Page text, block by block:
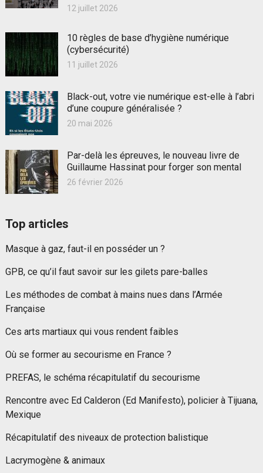
12 juillet 2026
10 règles de base d’hygiène numérique
(cybersécurité)
11 juillet 2026
Black-out, votre vie numérique est-elle à l’abri
d’une coupure généralisée ?
20 mai 2026
Par-delà les épreuves, le nouveau livre de
Guillaume Hassinat pour forger son mental
26 février 2026
Top articles
Masque à gaz, faut-il en posséder un ?
GPB, ce qu’il faut savoir sur les gilets pare-balles
Les méthodes de combat à mains nues dans l’Armée
Française
Ces arts martiaux qui vous rendent faibles
Où se former au secourisme en France ?
PREFAS, le schéma récapitulatif du secourisme
Rencontre avec Ed Calderon (Ed Manifesto), policier à Tijuana,
Mexique
Récapitulatif des niveaux de protection balistique
Lacrymogène & animaux